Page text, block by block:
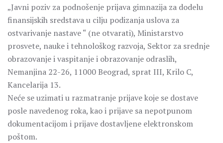
„Javni poziv za podnošenje prijava gimnazija za dodelu
finansijskih sredstava u cilju podizanja uslova za
ostvarivanje nastave “ (ne otvarati), Ministarstvo
prosvete, nauke i tehnološkog razvoja, Sektor za srednje
obrazovanje i vaspitanje i obrazovanje odraslih,
Nemanjina 22-26, 11000 Beograd, sprat III, Krilo C,
Kancelarija 13.
Neće se uzimati u razmatranje prijave koje se dostave
posle navedenog roka, kao i prijave sa nepotpunom
dokumentacijom i prijave dostavljene elektronskom
poštom.